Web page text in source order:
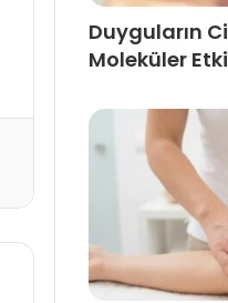
Duyguların
Moleküler